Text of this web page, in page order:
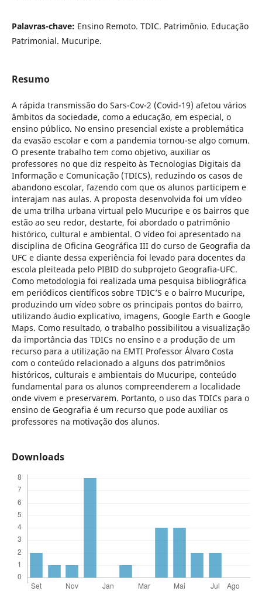
Palavras-chave: Ensino Remoto. TDIC. Patrimônio. Educação
Patrimonial. Mucuripe.
Resumo
A rápida transmissão do Sars-Cov-2 (Covid-19) afetou vários
âmbitos da sociedade, como a educação, em especial, o
ensino público. No ensino presencial existe a problemática
da evasão escolar e com a pandemia tornou-se algo comum.
O presente trabalho tem como objetivo, auxiliar os
professores no que diz respeito às Tecnologias Digitais da
Informação e Comunicação (TDICS), reduzindo os casos de
abandono escolar, fazendo com que os alunos participem e
interajam nas aulas. A proposta desenvolvida foi um vídeo
de uma trilha urbana virtual pelo Mucuripe e os bairros que
estão ao seu redor, destarte, foi abordado o patrimônio
histórico, cultural e ambiental. O vídeo foi apresentado na
disciplina de Oficina Geográfica III do curso de Geografia da
UFC e diante dessa experiência foi levado para docentes da
escola pleiteada pelo PIBID do subprojeto Geografia-UFC.
Como metodologia foi realizada uma pesquisa bibliográfica
em periódicos científicos sobre TDIC’S e o bairro Mucuripe,
produzindo um vídeo sobre os principais pontos do bairro,
utilizando áudio explicativo, imagens, Google Earth e Google
Maps. Como resultado, o trabalho possibilitou a visualização
da importância das TDICs no ensino e a produção de um
recurso para a utilização na EMTI Professor Álvaro Costa
com o conteúdo relacionado a alguns dos patrimônios
históricos, culturais e ambientais do Mucuripe, conteúdo
fundamental para os alunos compreenderem a localidade
onde vivem e preservarem. Portanto, o uso das TDICs para o
ensino de Geografia é um recurso que pode auxiliar os
professores na motivação dos alunos.
Downloads